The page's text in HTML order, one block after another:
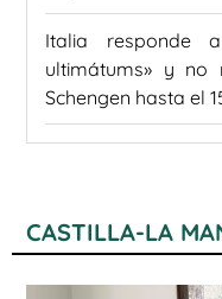
Italia responde
ultimátums» y no
Schengen hasta el
CASTILLA-LA